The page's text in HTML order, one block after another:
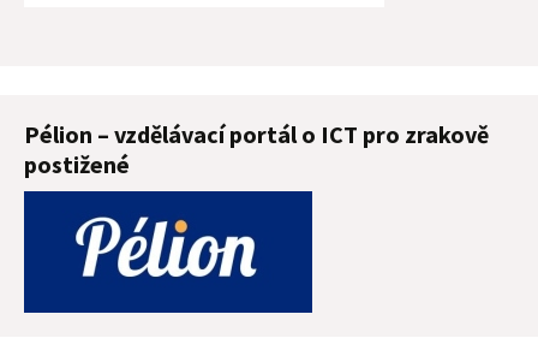
Pélion – vzdělávací portál o ICT pro zrakově
postižené